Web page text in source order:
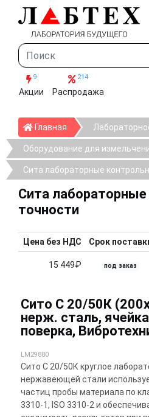
9
Акции
214
Распродажа
Главная Главная
Оборудование для
Сита лабораторные
Сита лабораторные контрольной
точности
Цена без НДС Срок
15 449₽ под заказ
Сито С 20/50К
нерж. сталь,
поверка,
LM29880
Сито С 20/50К круглое
нержавеющей стали
частиц пробы материала по
3310-1, ISO 3310-2 и